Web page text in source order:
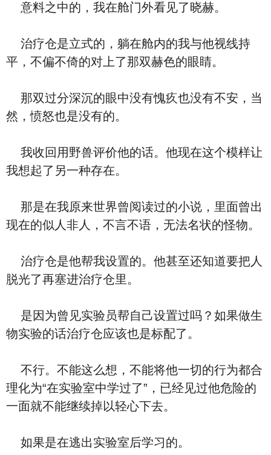
意料之中的，我在舱门外看见了晓赫。
治疗仓是立式的，躺在舱内的我与他视线持
平，不偏不倚的对上了那双赫色的眼睛。
那双过分深沉的眼中没有愧疚也没有不安，当
然，愤怒也是没有的。
我收回用野兽评价他的话。他现在这个模样让
我想起了另一种存在。
那是在我原来世界曾阅读过的小说，里面曾出
现在的似人非人，不言不语，无法名状的怪物。
治疗仓是他帮我设置的。他甚至还知道要把人
脱光了再塞进治疗仓里。
是因为曾见实验员帮自己设置过吗？如果做生
物实验的话治疗仓应该也是标配了。
不行。不能这么想，不能将他一切的行为都合
理化为“在实验室中学过了”，已经见过他危险的
一面就不能继续掉以轻心下去。
如果是在逃出实验室后学习的。